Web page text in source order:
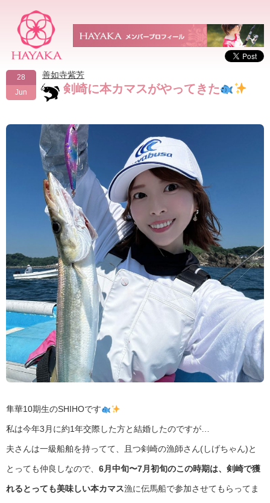
28
Jun
善如寺紫芳
剣崎に本カマスがやってきた
隼華10期生のSHIHOです
私は今年3月に約1年交際した方と結婚したのですが…
夫さんは一級船舶を持ってて、且つ剣崎の漁師さん(しげちゃん)と
とっても仲良しなので、 6月中旬〜7月初旬のこの時期は、剣崎で獲
れるとっても美味しい本カマス漁に伝馬船で参加させてもらってま